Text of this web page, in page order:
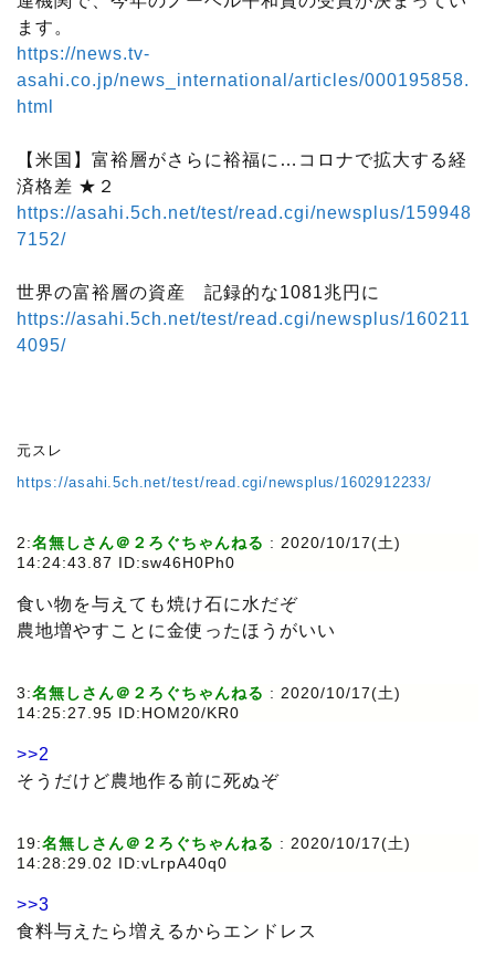
ます。
https://news.tv-
asahi.co.jp/news_international/articles/000195858.
html
【米国】富裕層がさらに裕福に…コロナで拡大する経
済格差 ★２
https://asahi.5ch.net/test/read.cgi/newsplus/159948
7152/
世界の富裕層の資産 記録的な1081兆円に
https://asahi.5ch.net/test/read.cgi/newsplus/160211
4095/
元スレ
https://asahi.5ch.net/test/read.cgi/newsplus/1602912233/
2:名無しさん＠２ろぐちゃんねる : 2020/10/17(土)
14:24:43.87 ID:sw46H0Ph0
食い物を与えても焼け石に水だぞ
農地増やすことに金使ったほうがいい
3:名無しさん＠２ろぐちゃんねる : 2020/10/17(土)
14:25:27.95 ID:HOM20/KR0
>>2
そうだけど農地作る前に死ぬぞ
19:名無しさん＠２ろぐちゃんねる : 2020/10/17(土)
14:28:29.02 ID:vLrpA40q0
>>3
食料与えたら増えるからエンドレス